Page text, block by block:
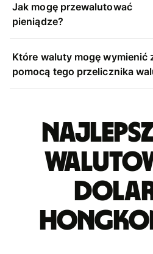
Jak mogę przewalutować
pieniądze?
Które waluty mogę wymienić
pomocą tego przelicznika